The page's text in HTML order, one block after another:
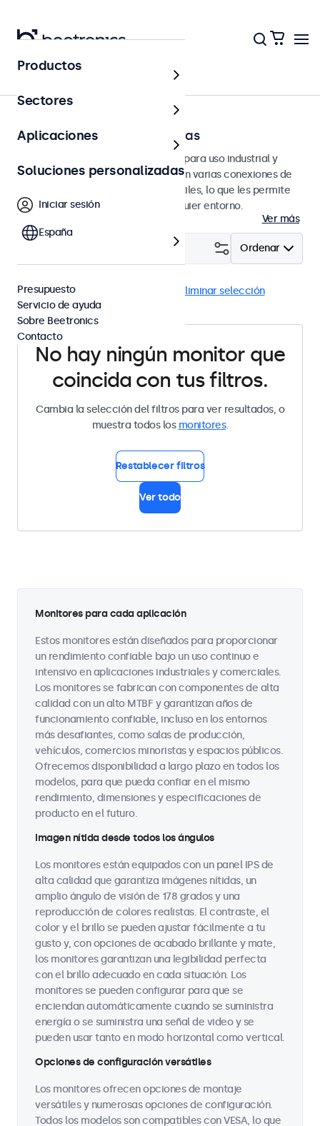
Página principal
Monitores de 7 a 32 pulgadas
Monitores profesionales diseñados para uso industrial y
profesional. Estos monitores ofrecen varias conexiones de
video y opciones de montaje versátiles, lo que les permite
integrarse perfectamente en cualquier entorno.
Ver más
Ordenar
Alta luminosidad Eliminar selección
No hay ningún monitor que
coincida con tus filtros.
Cambia la selección del filtros para ver resultados, o
muestra todos los monitores.
Restablecer filtros
Ver todo
Monitores para cada aplicación
Estos monitores están diseñados para proporcionar
un rendimiento confiable bajo un uso continuo e
intensivo en aplicaciones industriales y comerciales.
Los monitores se fabrican con componentes de alta
calidad con un alto MTBF y garantizan años de
funcionamiento confiable, incluso en los entornos
más desafiantes, como salas de producción,
vehículos, comercios minoristas y espacios públicos.
Ofrecemos disponibilidad a largo plazo en todos los
modelos, para que pueda confiar en el mismo
rendimiento, dimensiones y especificaciones de
producto en el futuro.
Imagen nítida desde todos los ángulos
Los monitores están equipados con un panel IPS de
alta calidad que garantiza imágenes nítidas, un
amplio ángulo de visión de 178 grados y una
reproducción de colores realistas. El contraste, el
color y el brillo se pueden ajustar fácilmente a tu
gusto y, con opciones de acabado brillante y mate,
los monitores garantizan una legibilidad perfecta
con el brillo adecuado en cada situación. Los
monitores se pueden configurar para que se
enciendan automáticamente cuando se suministra
energía o se suministra una señal de video y se
pueden usar tanto en modo horizontal como vertical.
Opciones de configuración versátiles
Los monitores ofrecen opciones de montaje
versátiles y numerosas opciones de configuración.
Todos los modelos son compatibles con VESA, lo que
Productos
Sectores
Aplicaciones
Soluciones personalizadas
Iniciar sesión
España
Presupuesto
Servicio de ayuda
Sobre Beetronics
Contacto